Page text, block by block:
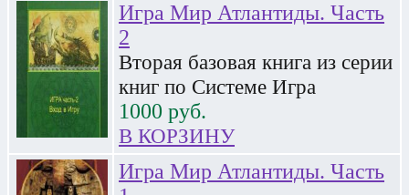
Игра Мир Атлантиды. Часть
2
Вторая базовая книга из серии
книг по Системе Игра
1000 руб.
В КОРЗИНУ
Игра Мир Атлантиды. Часть